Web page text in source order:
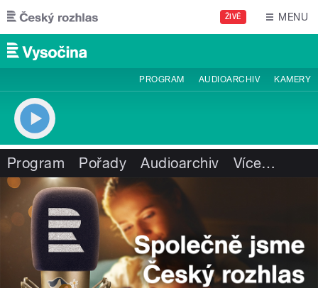
Přejít k hlavnímu obsahu
ŽIVĚ MENU
PROGRAM AUDIOARCHIV KAMERY
Program Pořady Audioarchiv Více…